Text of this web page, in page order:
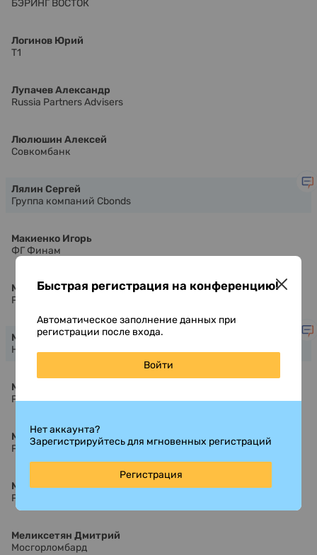
БЭРИНГ ВОСТОК
Логинов Юрий
Т1
Лупачев Александр
Russia Partners Advisers
Люлюшин Алексей
Совкомбанк
Лялин Сергей
Группа компаний Cbonds
Макиенко Игорь
ФГ Финам
Мариничев Юрий
Positive Technologies
Марихин Олег
НАО ПКО ПКБ
Мевша Анастасия
Российский фонд прямых инвестиций
Медведко Дмитрий
Positive Technologies
Мейер Максим
Росгеология
Меликсетян Дмитрий
Мосгорломбард
Быстрая регистрация на конференцию!
Автоматическое заполнение данных при
регистрации после входа.
Войти
Нет аккаунта?
Зарегистрируйтесь для мгновенных регистраций
Регистрация